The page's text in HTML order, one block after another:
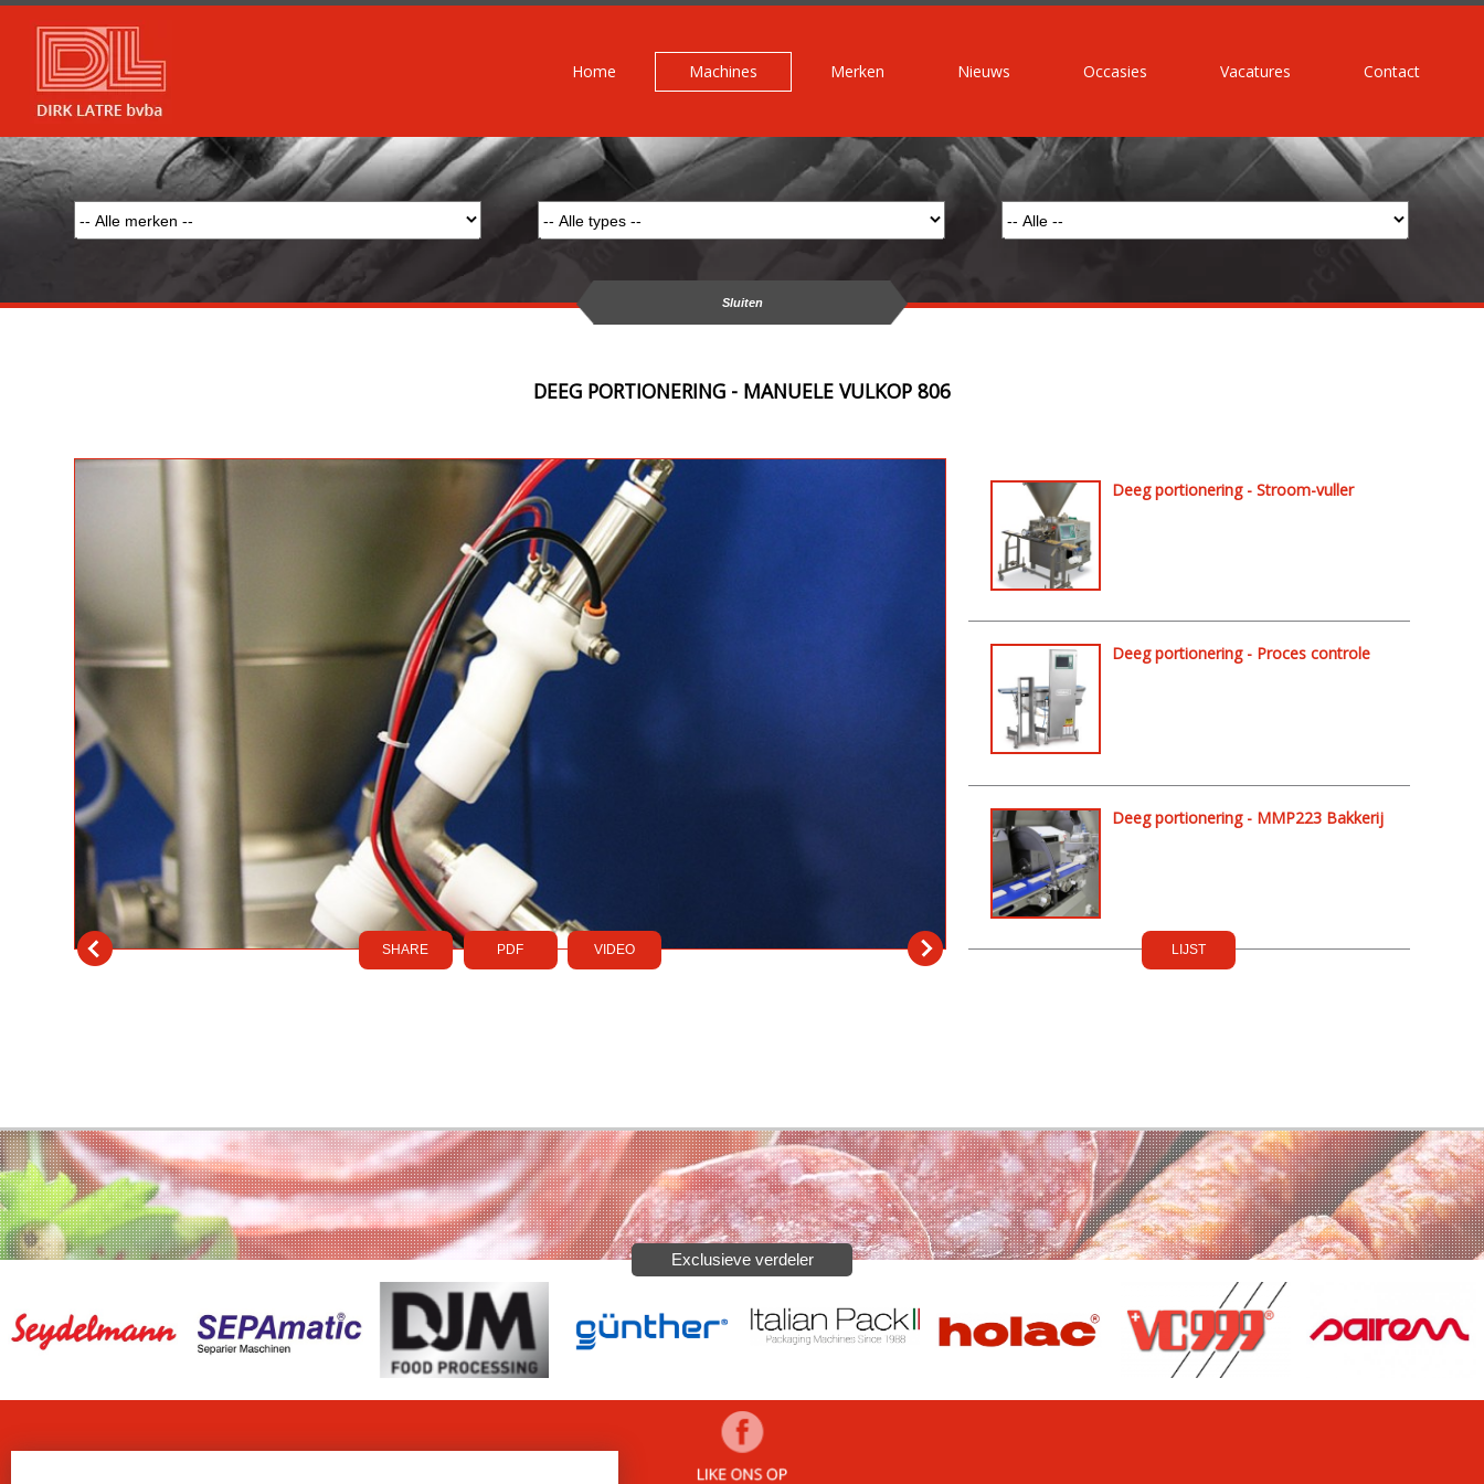
Home Machines Merken Nieuws Occasies Vacatures Contact
Sluiten
DEEG PORTIONERING - MANUELE VULKOP 806
Deeg portionering - Stroom-vuller
Deeg portionering - Proces controle
Deeg portionering - MMP223 Bakkerij
LIJST
SHARE PDF VIDEO
Exclusieve verdeler